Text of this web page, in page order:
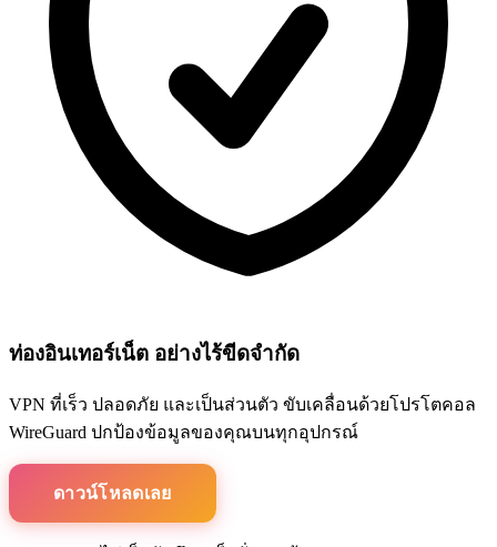
ท่องอินเทอร์เน็ต อย่างไร้ขีดจำกัด
VPN ที่เร็ว ปลอดภัย และเป็นส่วนตัว ขับเคลื่อนด้วยโปรโตคอล
WireGuard ปกป้องข้อมูลของคุณบนทุกอุปกรณ์
ดาวน์โหลดเลย